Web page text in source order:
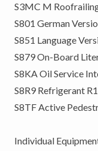
S3MC M
S801 German
S851 Language
S879 On-Board
S8KA Oil Service
S8R9 Refrigerant
S8TF Active
Individual